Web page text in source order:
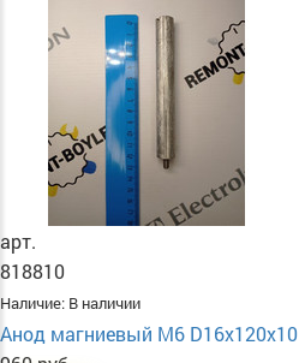
арт.
818810
Наличие: В наличии
Анод магниевый М6 D16х120х10